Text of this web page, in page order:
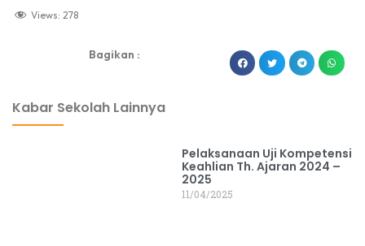
Views: 278
Bagikan :
Kabar Sekolah Lainnya
Pelaksanaan Uji Kompetensi
Keahlian Th. Ajaran 2024 –
2025
11/04/2025